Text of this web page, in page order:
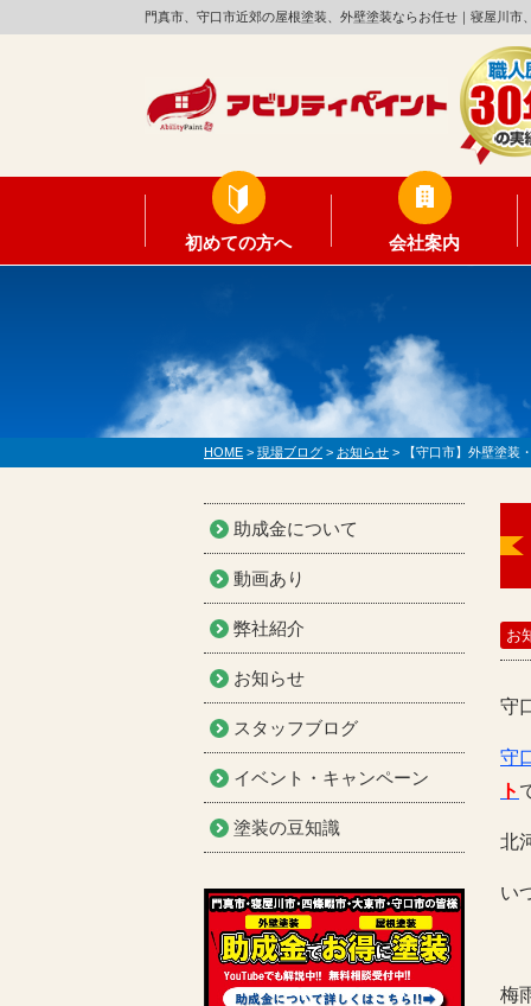
門真市、守口市近郊の屋根塗装、外壁塗装ならお任せ｜寝屋川市
初めての方へ 会社案内
HOME > 現場ブログ > お知らせ > 【守口市】外壁塗
お
守
守
ト
北
い
梅
助成金について
動画あり
弊社紹介
お知らせ
スタッフブログ
イベント・キャンペーン
塗装の豆知識